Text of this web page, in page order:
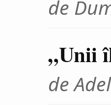
de
„Unii
de